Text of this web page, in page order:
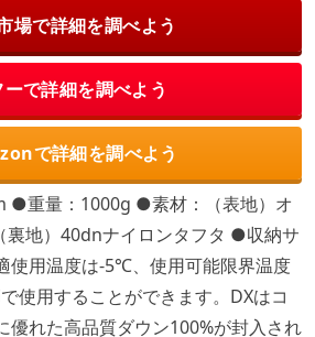
場で詳細を調べよう
ーで詳細を調べよう
で詳細を調べよう
●重量：1000g ●素材：（表地）オ
地）40dnナイロンタフタ ●収納サ
使用温度は-5℃、使用可能限界温度
使用することができます。DXはコ
優れた高品質ダウン100%が封入され